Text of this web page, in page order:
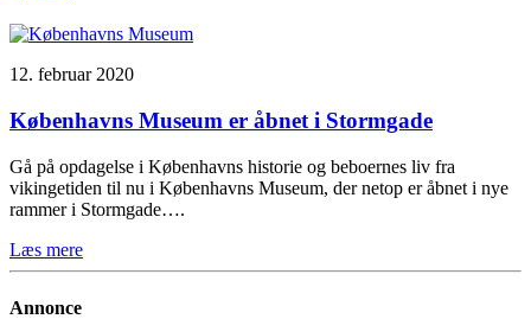
12. februar 2020
Københavns Museum er åbnet i Stormgade
Gå på opdagelse i Københavns historie og beboernes liv fra
vikingetiden til nu i Københavns Museum, der netop er åbnet i nye
rammer i Stormgade….
Læs mere
Annonce